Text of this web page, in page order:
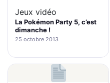
Jeux vidéo
La Pokémon Party 5, c’est
dimanche !
25 octobre 2013